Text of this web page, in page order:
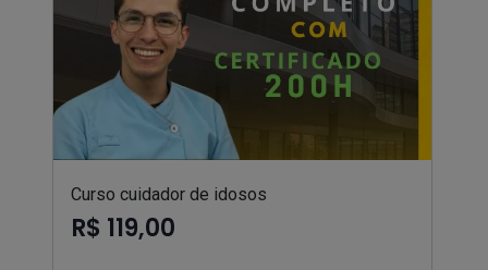
Curso cuidador de idosos
R$ 119,00